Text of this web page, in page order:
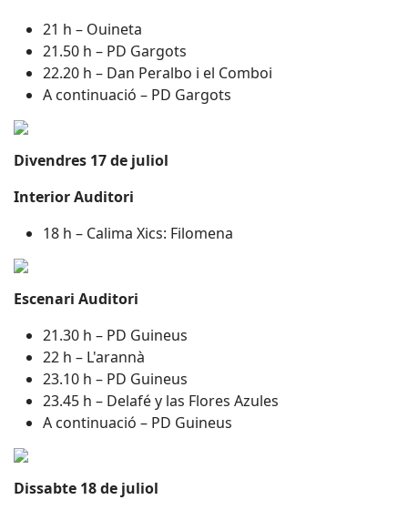
21 h – Ouineta
21.50 h – PD Gargots
22.20 h – Dan Peralbo i el Comboi
A continuació – PD Gargots
Divendres 17 de juliol
Interior Auditori
18 h – Calima Xics: Filomena
Escenari Auditori
21.30 h – PD Guineus
22 h – L'arannà
23.10 h – PD Guineus
23.45 h – Delafé y las Flores Azules
A continuació – PD Guineus
Dissabte 18 de juliol